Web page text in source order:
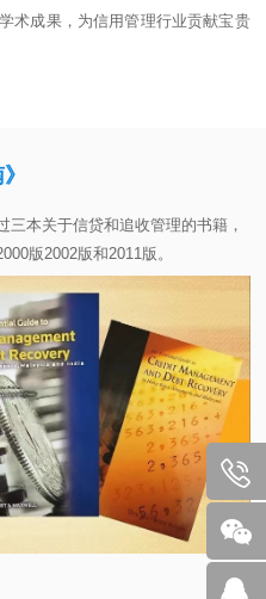
术成果，为信用管理行业贡献宝贵
本关于信贷和追收管理的书籍，
版2002版和2011版。